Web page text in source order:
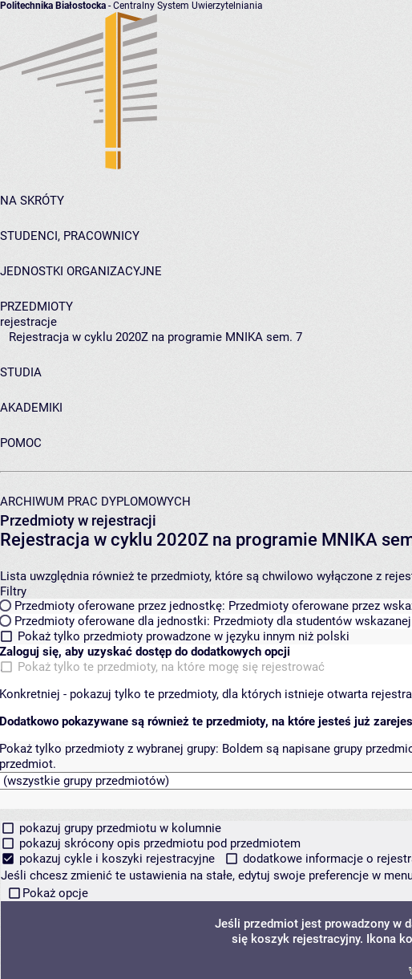
Politechnika Białostocka - Centralny System Uwierzytelniania
NA SKRÓTY
STUDENCI, PRACOWNICY
JEDNOSTKI ORGANIZACYJNE
PRZEDMIOTY
rejestracje
Rejestracja w cyklu 2020Z na programie MNIKA sem. 7
STUDIA
AKADEMIKI
POMOC
ARCHIWUM PRAC DYPLOMOWYCH
Przedmioty w rejestracji
Rejestracja w cyklu 2020Z na programie MNIKA
Lista uwzględnia również te przedmioty, które są chwilowo wyłączone z
Filtry
Przedmioty oferowane przez jednostkę: Przedmioty oferowane przez
Przedmioty oferowane dla jednostki: Przedmioty dla studentów
Pokaż tylko przedmioty prowadzone w języku innym niż polski
Zaloguj się, aby uzyskać dostęp do dodatkowych opcji
Pokaż tylko te przedmioty, na które mogę się rejestrować
Konkretniej - pokazuj tylko te przedmioty, dla których istnieje otwarta
Dodatkowo pokazywane są również te przedmioty, na które jesteś już
Pokaż tylko przedmioty z wybranej grupy: Boldem są napisane grupy
przedmiot.
pokazuj grupy przedmiotu w kolumnie
pokazuj skrócony opis przedmiotu pod przedmiotem
pokazuj cykle i koszyki rejestracyjne
dodatkowe informacje o
Jeśli chcesz zmienić te ustawienia na stałe, edytuj swoje preferencje w
Pokaż opcje
Jeśli przedmiot jest prowadzony w
się koszyk rejestracyjny. Ikona